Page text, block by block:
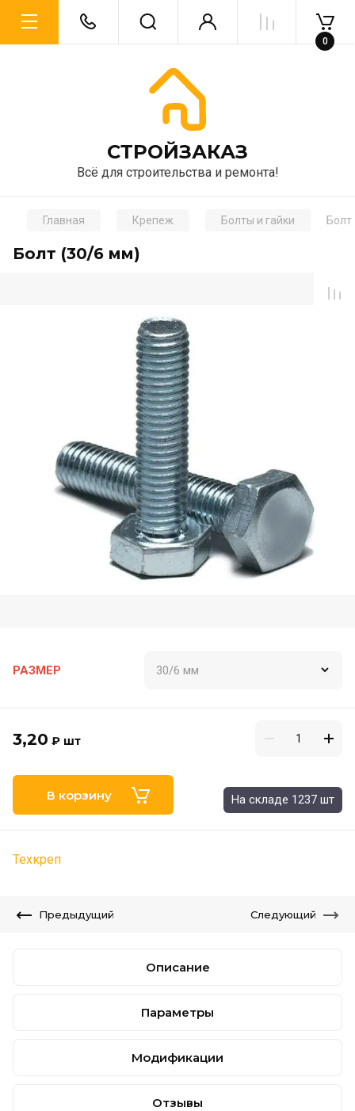
CТРОЙЗАКАЗ
Всё для строительства и ремонта!
0
Главная Крепеж Болты и гайки Болт
Болт (30/6 мм)
РАЗМЕР
3,20 ₽ шт
В корзину На складе 1237 шт
Техкреп
Предыдущий Следующий
Описание
Параметры
Модификации
Отзывы